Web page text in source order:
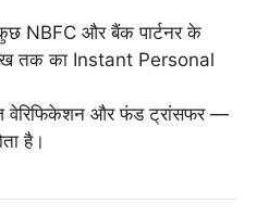
NBFC और बैंक पार्टनर के
तक का Instant Personal
वेरिफिकेशन और फंड ट्रांसफर —
है।